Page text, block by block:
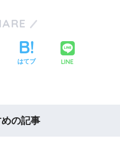
はてブ LINE
の記事